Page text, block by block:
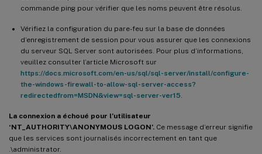
commande ping pour vérifier que les noms peuvent être résolus.
Vérifiez la configuration du pare-feu sur la base de données
d’enregistrement de session pour vous assurer que les connexions
du serveur SQL Server sont autorisées. Pour plus d’informations,
veuillez consulter l’article Microsoft sur
https://docs.microsoft.com/en-us/sql/sql-server/install/configure-
the-windows-firewall-to-allow-sql-server-access?
redirectedfrom=MSDN&view=sql-server-ver15
La connexion a échoué pour l’utilisateur
‘NT_AUTHORITY\ANONYMOUS LOGON’. Ce message d’erreur signifie
que les services sont journalisés incorrectement en tant que
.\administrator.